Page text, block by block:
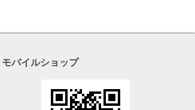
モバイルショップ